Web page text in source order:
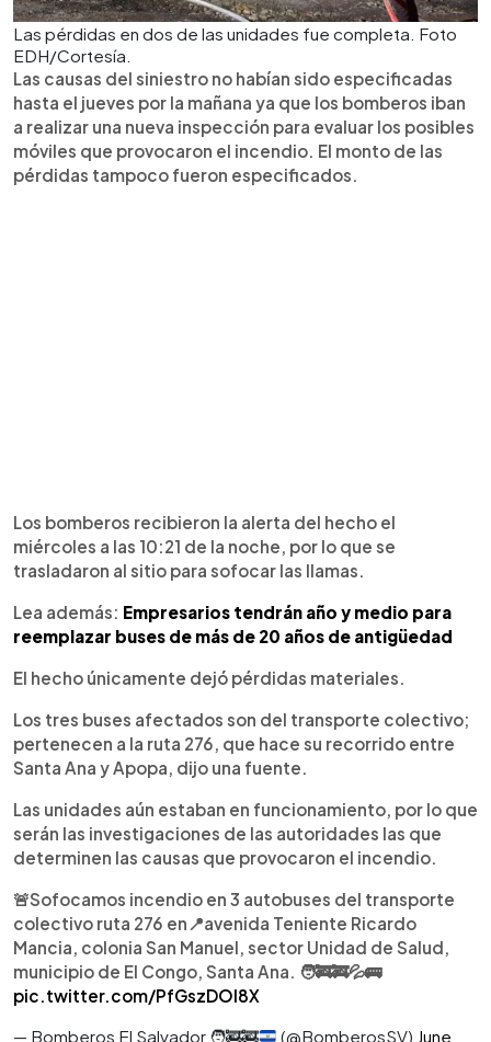
Las pérdidas en dos de las unidades fue completa. Foto
EDH/Cortesía.
Las causas del siniestro no habían sido especificadas
hasta el jueves por la mañana ya que los bomberos iban
a realizar una nueva inspección para evaluar los posibles
móviles que provocaron el incendio. El monto de las
pérdidas tampoco fueron especificados.
Los bomberos recibieron la alerta del hecho el
miércoles a las 10:21 de la noche, por lo que se
trasladaron al sitio para sofocar las llamas.
Lea además: Empresarios tendrán año y medio para
reemplazar buses de más de 20 años de antigüedad
El hecho únicamente dejó pérdidas materiales.
Los tres buses afectados son del transporte colectivo;
pertenecen a la ruta 276, que hace su recorrido entre
Santa Ana y Apopa, dijo una fuente.
Las unidades aún estaban en funcionamiento, por lo que
serán las investigaciones de las autoridades las que
determinen las causas que provocaron el incendio.
🚨Sofocamos incendio en 3 autobuses del transporte
colectivo ruta 276 en📍avenida Teniente Ricardo
Mancia, colonia San Manuel, sector Unidad de Salud,
municipio de El Congo, Santa Ana. 🧑‍🚒🚒💦🚌
pic.twitter.com/PfGszDOl8X
— Bomberos El Salvador 🧑‍🚒🚒 (@BomberosSV) June